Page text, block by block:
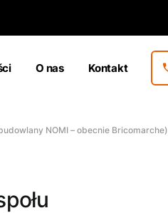
O nas Kontakt
NOMI – obecnie Bricomarche)